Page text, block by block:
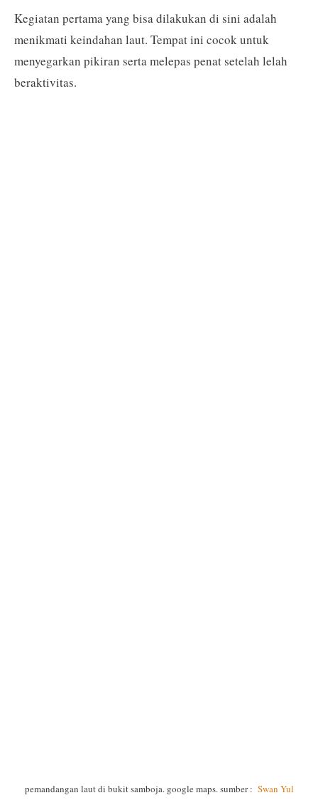
Kegiatan pertama yang bisa dilakukan di sini adalah
menikmati keindahan laut. Tempat ini cocok untuk
menyegarkan pikiran serta melepas penat setelah lelah
beraktivitas.
pemandangan laut di bukit samboja. google maps. sumber : Swan Yul